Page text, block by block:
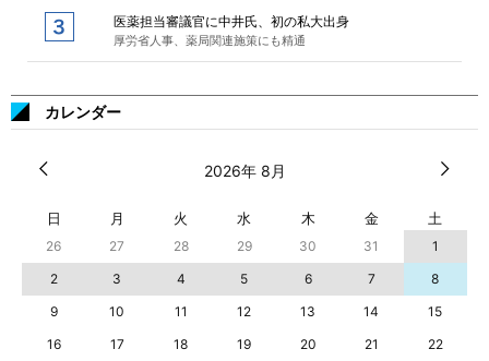
医薬担当審議官に中井氏、初の私大出身
厚労省人事、薬局関連施策にも精通
カレンダー
2026年 8月
日 月 火 水 木 金 土
26 27 28 29 30 31
1
2
3 4 5 6 7
8
9
10 11 12 13 14
15
16
17 18 19 20 21
22